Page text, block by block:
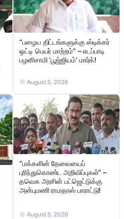
“பழைய திட்டங்களுக்கு ஸ்டிக்கர்
ஒட்டி பெயர் மாற்றம்” – எடப்பாடி
பழனிசாமி ‘பூஜ்ஜியம்’ மார்க்!
August 5, 2026
“மக்களின் தேவையைப்
புரிந்துகொண்ட அறிவிப்புகள்” –
தவெக அரசின் பட்ஜெட்டுக்கு
அன்புமணி ராமதாஸ் பாராட்டு!
August 5, 2026